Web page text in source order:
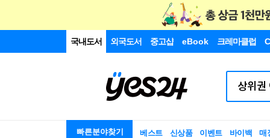
국내도서 외국도서 중고샵 eBook 크레마클럽
빠른분야찾기 베스트 신상품 이벤트 바이백 매